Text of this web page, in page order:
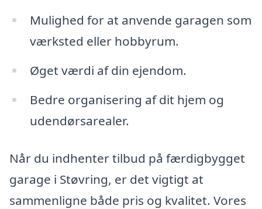
Mulighed for at anvende garagen som
værksted eller hobbyrum.
Øget værdi af din ejendom.
Bedre organisering af dit hjem og
udendørsarealer.
Når du indhenter tilbud på færdigbygget
garage i Støvring, er det vigtigt at
sammenligne både pris og kvalitet. Vores